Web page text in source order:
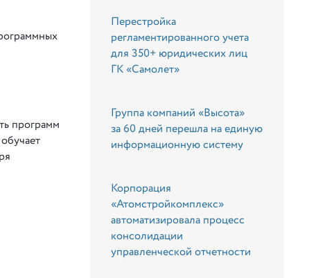
программ
Перестройка
регламентированного учета
для 350+ юридических лиц
ГК «Самолет»
Группа компаний «Высота»
за 60 дней перешла на единую
информационную систему
Корпорация
«Атомстройкомплекс»
автоматизировала процесс
консолидации
управленческой отчетности